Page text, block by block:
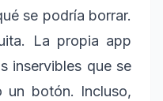
se podría borrar.
La propia app
inservibles que se
un botón. Incluso,